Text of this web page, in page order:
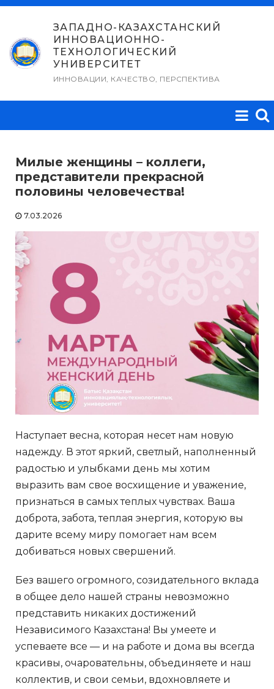
Перейти
содержимому
ЗАПАДНО-КАЗАХСТАНСКИЙ
ИННОВАЦИОННО-
ТЕХНОЛОГИЧЕСКИЙ
УНИВЕРСИТЕТ
ИННОВАЦИИ, КАЧЕСТВО, ПЕРСПЕКТИВА
Милые женщины – коллеги,
представители прекрасной
половины человечества!
7.03.2026
Наступает весна, которая несет нам новую
надежду. В этот яркий, светлый, наполненный
радостью и улыбками день мы хотим
выразить вам свое восхищение и уважение,
признаться в самых теплых чувствах. Ваша
доброта, забота, теплая энергия, которую вы
дарите всему миру помогает нам всем
добиваться новых свершений.
Без вашего огромного, созидательного вклада
в общее дело нашей страны невозможно
представить никаких достижений
Независимого Казахстана! Вы умеете и
успеваете все — и на работе и дома вы всегда
красивы, очаровательны, объединяете и наш
коллектив, и свои семьи, вдохновляете и